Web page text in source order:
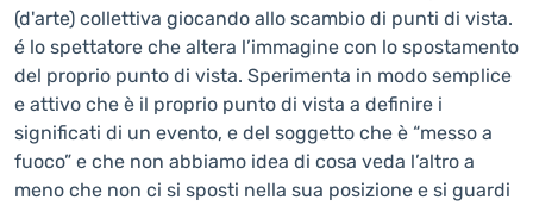
(d'arte) collettiva giocando allo scambio di punti di vista.
é lo spettatore che altera l’immagine con lo spostamento
del proprio punto di vista. Sperimenta in modo semplice
e attivo che è il proprio punto di vista a definire i
significati di un evento, e del soggetto che è “messo a
fuoco” e che non abbiamo idea di cosa veda l’altro a
meno che non ci si sposti nella sua posizione e si guardi